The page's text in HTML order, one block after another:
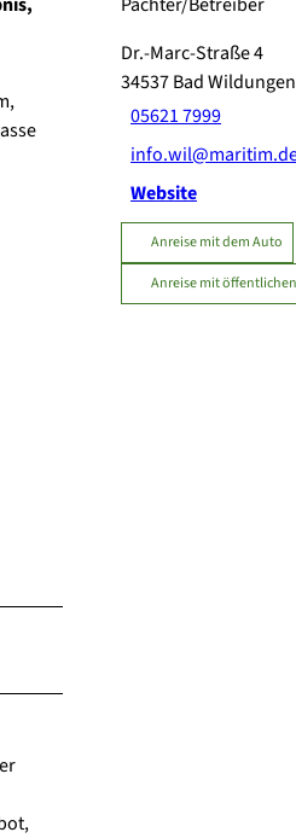
Dr.-Marc-Straße 4
34537Bad Wildungen
05621 7999
Website
Anreise mit dem Auto
Anreise mit